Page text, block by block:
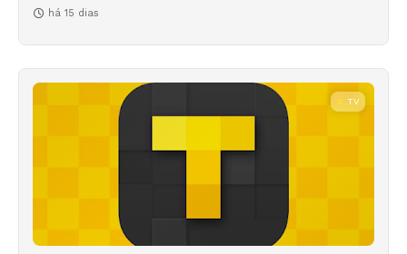
há 15 dias
TV